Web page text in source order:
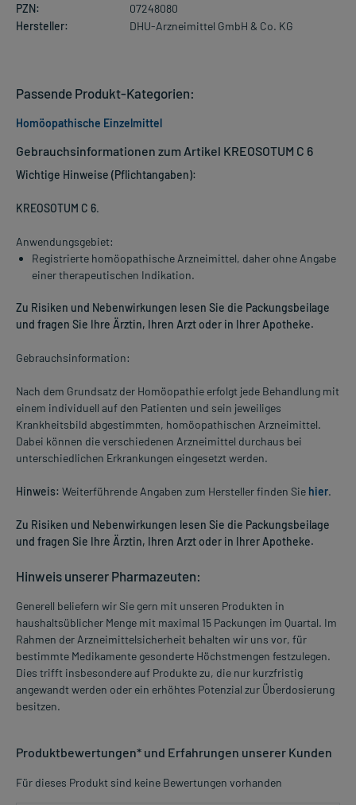
PZN:
07248080
Hersteller:
DHU-Arzneimittel GmbH & Co. KG
Gebrauchsinformationen zum Artikel KREOSOTUM C 6
Wichtige Hinweise (Pflichtangaben):
KREOSOTUM C 6.
Anwendungsgebiet:
Registrierte homöopathische Arzneimittel, daher ohne Angabe
einer therapeutischen Indikation.
Zu Risiken und Nebenwirkungen lesen Sie die Packungsbeilage
und fragen Sie Ihre Ärztin, Ihren Arzt oder in Ihrer Apotheke.
Gebrauchsinformation:
Nach dem Grundsatz der Homöopathie erfolgt jede Behandlung mit
einem individuell auf den Patienten und sein jeweiliges
Krankheitsbild abgestimmten, homöopathischen Arzneimittel.
Dabei können die verschiedenen Arzneimittel durchaus bei
unterschiedlichen Erkrankungen eingesetzt werden.
Hinweis: Weiterführende Angaben zum Hersteller finden Sie hier.
Zu Risiken und Nebenwirkungen lesen Sie die Packungsbeilage
und fragen Sie Ihre Ärztin, Ihren Arzt oder in Ihrer Apotheke.
Hinweis unserer Pharmazeuten:
Generell beliefern wir Sie gern mit unseren Produkten in
haushaltsüblicher Menge mit maximal 15 Packungen im Quartal. Im
Rahmen der Arzneimittelsicherheit behalten wir uns vor, für
bestimmte Medikamente gesonderte Höchstmengen festzulegen.
Dies trifft insbesondere auf Produkte zu, die nur kurzfristig
angewandt werden oder ein erhöhtes Potenzial zur Überdosierung
besitzen.
Produktbewertungen* und Erfahrungen unserer Kunden
Für dieses Produkt sind keine Bewertungen vorhanden
Passende Produkt-Kategorien:
Homöopathische Einzelmittel